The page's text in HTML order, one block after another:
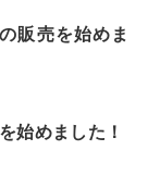
販売を始めま
始めました！